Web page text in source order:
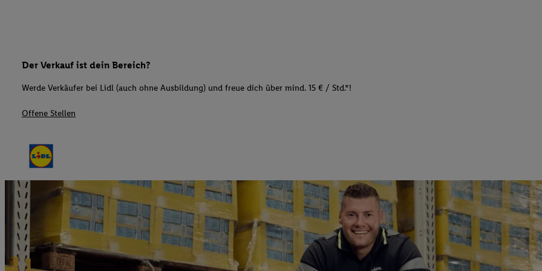
Der Verkauf ist dein Bereich?
Werde Verkäufer bei Lidl (auch ohne Ausbildung) und freue dich über mind. 15 € / Std.*!
Offene Stellen